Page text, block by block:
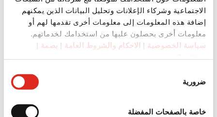
الاجتماعية وشركاء الإعلانات وتحليل البيانات الذين يمكنهم
إضافة هذه المعلومات إلى معلومات أخرى تقدمها لهم أو
معلومات أخرى يحصلون عليها من استخدامك لخدماتهم.
سياسة الخصوصية | الاحكام والشروط العامة | بصمة |
الموافقة
ضرورية
خاصة بالصفحات المفضلة